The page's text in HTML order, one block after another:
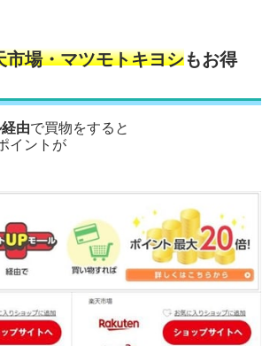
場・マツモトキヨシもお得
由で買物をすると
イントが